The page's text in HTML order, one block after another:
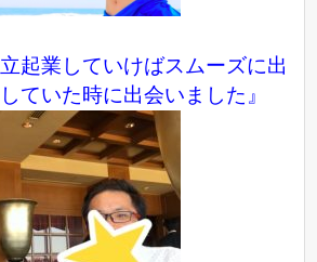
起業していけばスムーズに出
ていた時に出会いました』